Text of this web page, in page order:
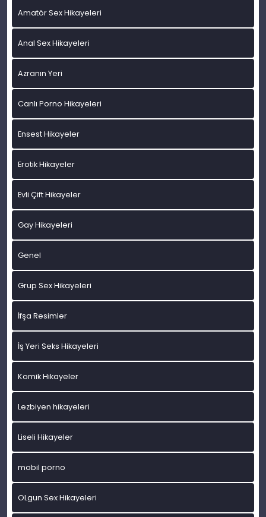
Amatör Sex Hikayeleri
Anal Sex Hikayeleri
Azranın Yeri
Canlı Porno Hikayeleri
Ensest Hikayeler
Erotik Hikayeler
Evli Çift Hikayeler
Gay Hikayeleri
Genel
Grup Sex Hikayeleri
İfşa Resimler
İş Yeri Seks Hikayeleri
Komik Hikayeler
Lezbiyen hikayeleri
Liseli Hikayeler
mobil porno
OLgun Sex Hikayeleri